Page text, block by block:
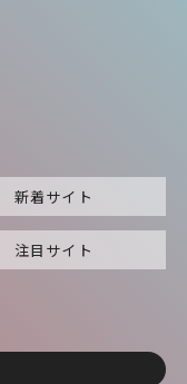
新着サイト
注目サイト